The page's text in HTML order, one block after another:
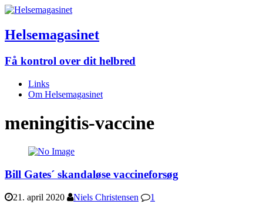
Helsemagasinet
Få kontrol over dit helbred
Links
Om Helsemagasinet
meningitis-vaccine
Bill Gates´ skandaløse vaccineforsøg
21. april 2020 Niels Christensen
1